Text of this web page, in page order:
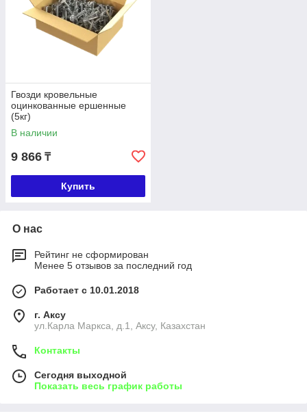
Гвозди кровельные
оцинкованные ершенные
(5кг)
В наличии
9 866 ₸
Купить
О нас
Рейтинг не сформирован
Менее 5 отзывов за последний год
Работает с 10.01.2018
г. Аксу
ул.Карла Маркса, д.1, Аксу, Казахстан
Контакты
Сегодня выходной
Показать весь график работы